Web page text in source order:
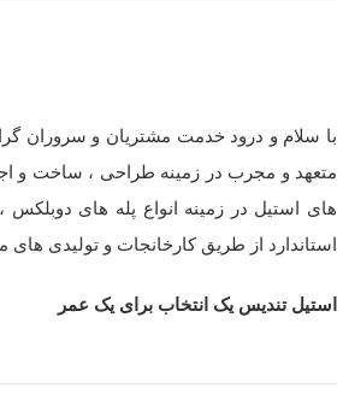
با سلام و درود خدمت مشتریان و سروران
متعهد و مجرب در زمینه طراحی ، ساخت و
های استیل در زمینه انواع پله های
استاندارد از طریق کارخانجات و تولیدی
استیل تندیس یک انتخاب برای یک عمر